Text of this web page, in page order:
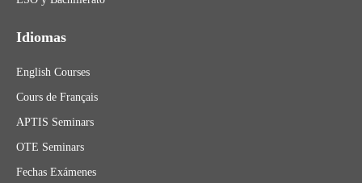
Idiomas
English Courses
Cours de Français
APTIS Seminars
OTE Seminars
Fechas Exámenes